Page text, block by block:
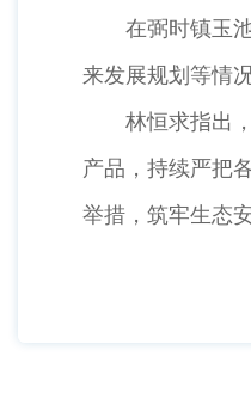
在弼时镇玉池
来发展规划等情况
林恒求指出，
产品，持续严把
举措，筑牢生态